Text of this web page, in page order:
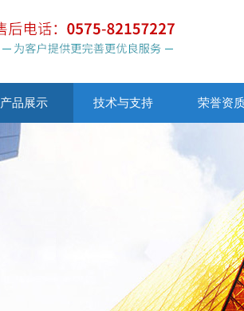
产品展示 技术与支持 荣誉资